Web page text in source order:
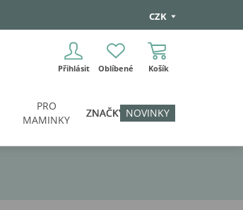
CZK
Přihlásit Oblíbené Košík
PRO
MAMINKY
ZNAČKY NOVINKY